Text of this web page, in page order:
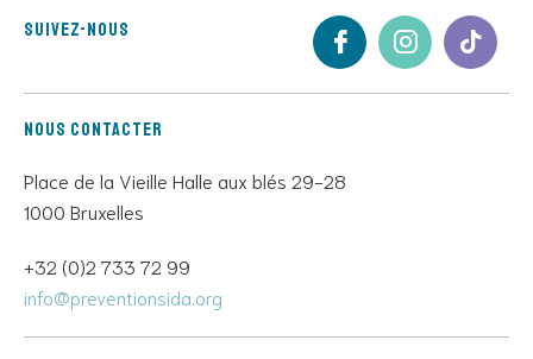
Suivez-nous
Nous contacter
Place de la Vieille Halle aux blés 29-28
1000 Bruxelles
+32 (0)2 733 72 99
info@preventionsida.org